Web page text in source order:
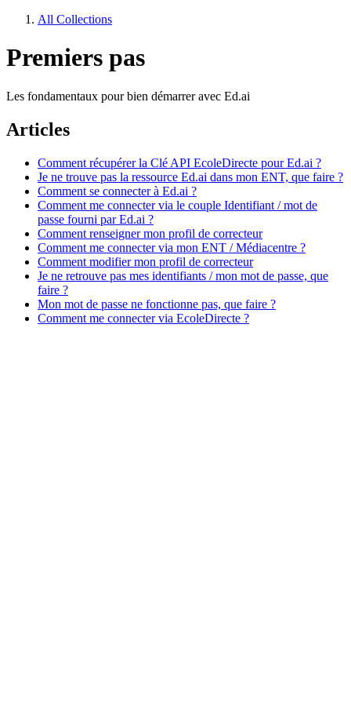
All Collections
Premiers pas
Les fondamentaux pour bien démarrer avec Ed.ai
Articles
Comment récupérer la Clé API EcoleDirecte pour Ed.ai ?
Je ne trouve pas la ressource Ed.ai dans mon ENT, que faire ?
Comment se connecter à Ed.ai ?
Comment me connecter via le couple Identifiant / mot de
passe fourni par Ed.ai ?
Comment renseigner mon profil de correcteur
Comment me connecter via mon ENT / Médiacentre ?
Comment modifier mon profil de correcteur
Je ne retrouve pas mes identifiants / mon mot de passe, que
faire ?
Mon mot de passe ne fonctionne pas, que faire ?
Comment me connecter via EcoleDirecte ?